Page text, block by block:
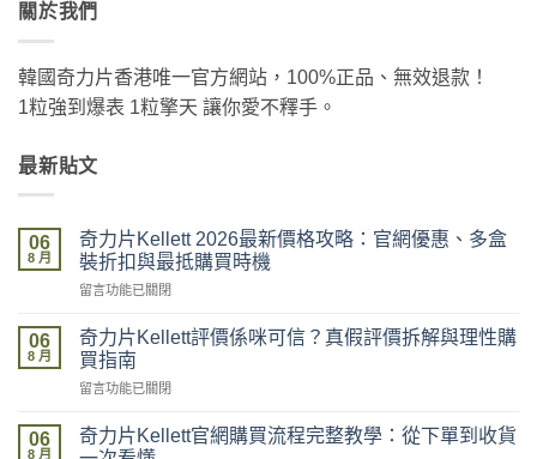
關於我們
韓國奇力片香港唯一官方網站，100%正品、無效退款！
1粒強到爆表 1粒擎天 讓你愛不釋手。
最新貼文
06
8 月
奇力片Kellett 2026最新價格攻略：官網優惠、多盒
裝折扣與最抵購買時機
在
力
片
Kellett
2026
新
留言功能已關閉
06
8 月
奇力片Kellett評價係咪可信？真假評價拆解與理性購
買指南
在
力
片
留言功能已關閉
06
8 月
奇力片Kellett官網購買流程完整教學：從下單到收貨